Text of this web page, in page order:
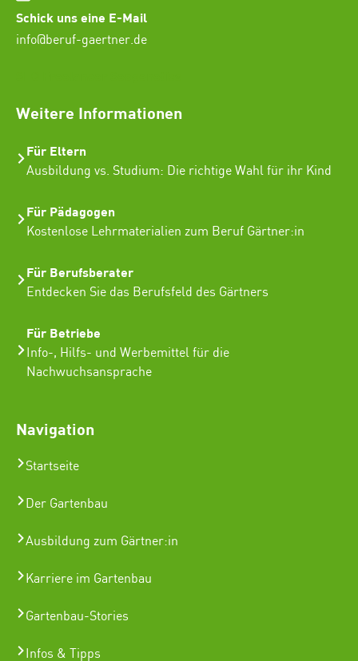
Schick uns eine E-Mail
info@beruf-gaertner.de
Weitere Informationen
Für Eltern
Ausbildung vs. Studium: Die richtige Wahl für ihr Kind
Für Pädagogen
Kostenlose Lehrmaterialien zum Beruf Gärtner:in
Für Berufsberater
Entdecken Sie das Berufsfeld des Gärtners
Für Betriebe
Info-, Hilfs- und Werbemittel für die
Nachwuchsansprache
Navigation
Startseite
Der Gartenbau
Ausbildung zum Gärtner:in
Karriere im Gartenbau
Gartenbau-Stories
Infos & Tipps